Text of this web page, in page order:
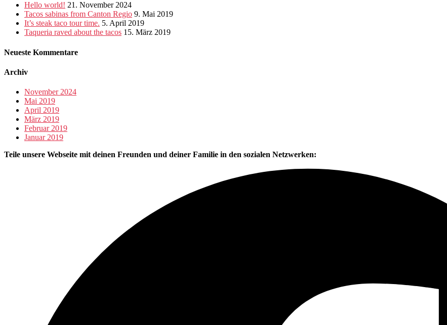
Hello world! 21. November 2024
Tacos sabinas from Canton Regio 9. Mai 2019
It’s steak taco tour time. 5. April 2019
Taqueria raved about the tacos 15. März 2019
Neueste Kommentare
Archiv
November 2024
Mai 2019
April 2019
März 2019
Februar 2019
Januar 2019
Teile unsere Webseite mit deinen Freunden und deiner Familie in den sozialen Netzwerken: